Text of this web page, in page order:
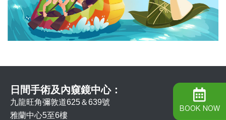
日間手術及內窺鏡中心：
九龍旺角彌敦道625＆639號
雅蘭中心5至6樓
BOOK NOW